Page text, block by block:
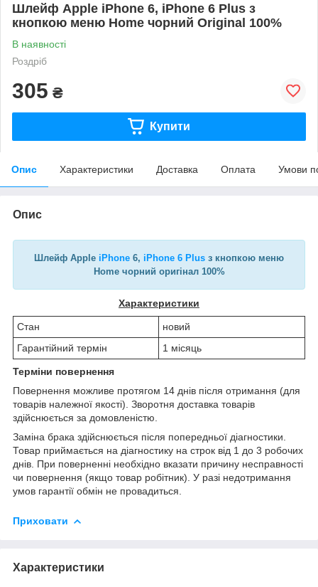
Шлейф Apple iPhone 6, iPhone 6 Plus з
кнопкою меню Home чорний Original 100%
В наявності
Роздріб
305 ₴
Купити
Опис Характеристики Доставка Оплата Умови
Опис
Шлейф Apple iPhone 6, iPhone 6 Plus з кнопкою меню
Home чорний оригінал 100%
Характеристики
Стан
новий
Гарантійний термін
1 місяць
Терміни повернення
Повернення можливе протягом 14 днів після отримання (для
товарів належної якості). Зворотня доставка товарів
здійснюється за домовленістю.
Заміна брака здійснюється після попередньої діагностики.
Товар приймається на діагностику на строк від 1 до 3 робочих
днів. При поверненні необхідно вказати причину несправності
чи повернення (якщо товар робітник). У разі недотримання
умов гарантії обмін не провадиться.
Приховати
Характеристики